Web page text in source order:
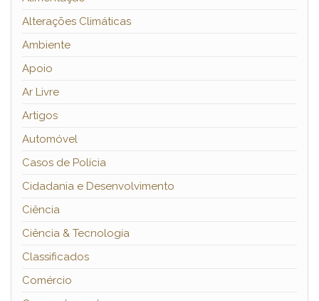
Alterações Climáticas
Ambiente
Apoio
Ar Livre
Artigos
Automóvel
Casos de Polícia
Cidadania e Desenvolvimento
Ciência
Ciência & Tecnologia
Classificados
Comércio